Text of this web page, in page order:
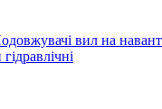
вил на